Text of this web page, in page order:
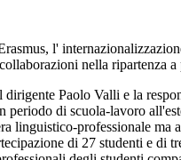
l'
nella ripartenza
Paolo Valli e la
periodo di scuola-lavoro
linguistico-professionale
di 27 studenti e di